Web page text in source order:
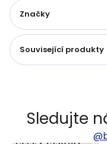
Značky
Související produkty
Sledujte